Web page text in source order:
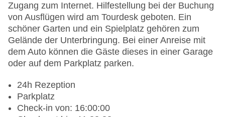
Zugang zum Internet. Hilfestellung bei der Buchung
von Ausflügen wird am Tourdesk geboten. Ein
schöner Garten und ein Spielplatz gehören zum
Gelände der Unterbringung. Bei einer Anreise mit
dem Auto können die Gäste dieses in einer Garage
oder auf dem Parkplatz parken.
24h Rezeption
Parkplatz
Check-in von: 16:00:00